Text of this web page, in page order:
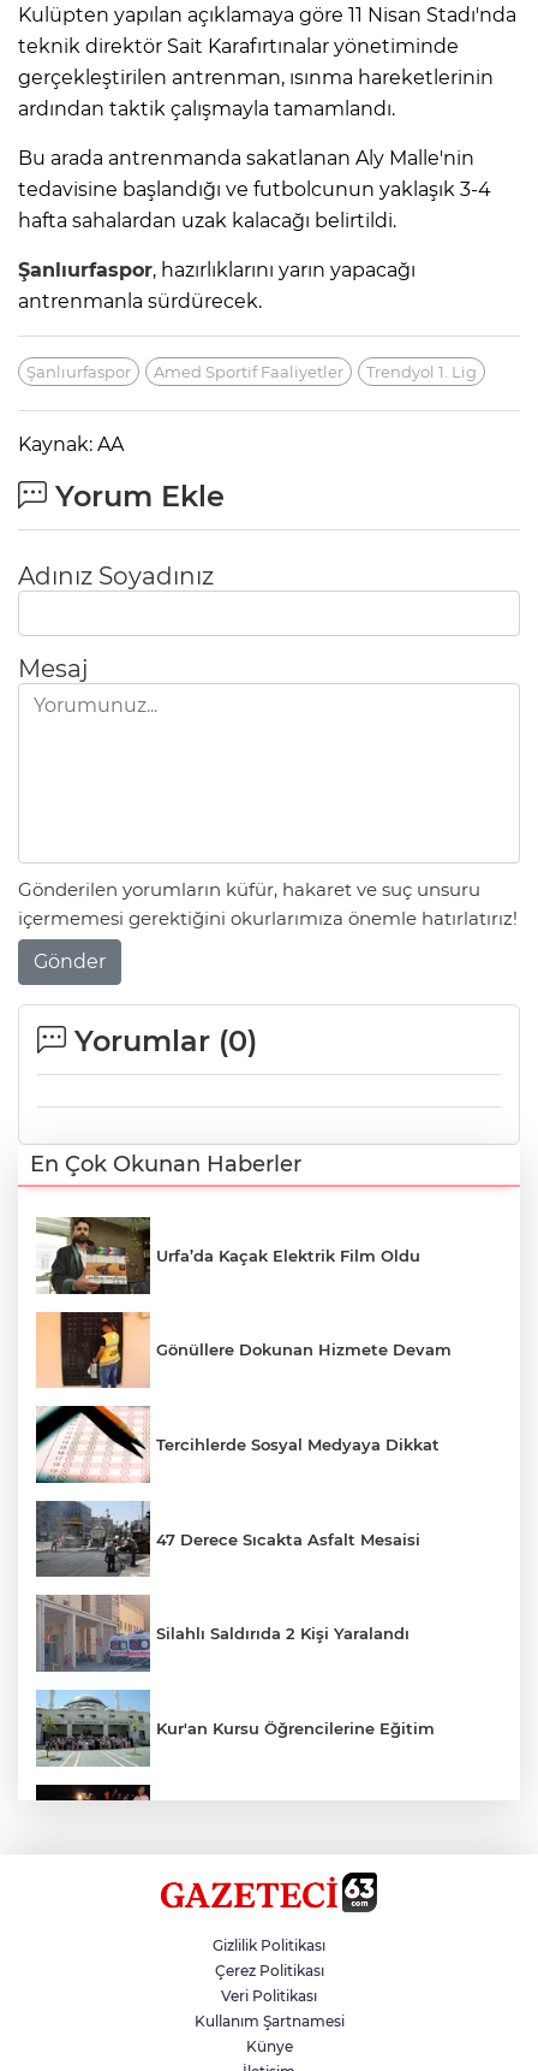
Kulüpten yapılan açıklamaya göre 11 Nisan Stadı'nda
teknik direktör Sait Karafırtınalar yönetiminde
gerçekleştirilen antrenman, ısınma hareketlerinin
ardından taktik çalışmayla tamamlandı.
Bu arada antrenmanda sakatlanan Aly Malle'nin
tedavisine başlandığı ve futbolcunun yaklaşık 3-4
hafta sahalardan uzak kalacağı belirtildi.
Şanlıurfaspor, hazırlıklarını yarın yapacağı
antrenmanla sürdürecek.
Şanlıurfaspor Amed Sportif Faaliyetler Trendyol 1. Lig
Kaynak: AA
Yorum Ekle
Adınız Soyadınız
Mesaj
Gönderilen yorumların küfür, hakaret ve suç unsuru
içermemesi gerektiğini okurlarımıza önemle hatırlatırız!
Gönder
Yorumlar (0)
En Çok Okunan Haberler
Urfa’da Kaçak Elektrik Film Oldu
Gönüllere Dokunan Hizmete Devam
Tercihlerde Sosyal Medyaya Dikkat
47 Derece Sıcakta Asfalt Mesaisi
Silahlı Saldırıda 2 Kişi Yaralandı
Kur'an Kursu Öğrencilerine Eğitim
Siverek’te Mahmut Gülel Dönemi
Filistin Konvoyuna Coşkulu Karşılama
Gizlilik Politikası
Çerez Politikası
Veri Politikası
Kullanım Şartnamesi
Künye